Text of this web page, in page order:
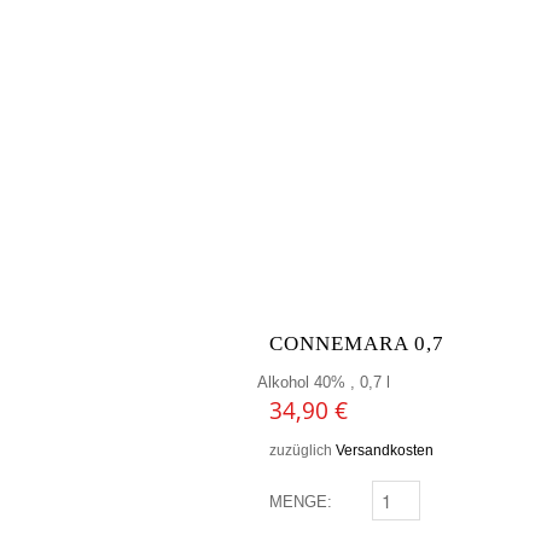
CONNEMARA 0,7
Alkohol 40% , 0,7 l
34,90 €
zuzüglich Versandkosten
MENGE: CONNEMARA 0,7